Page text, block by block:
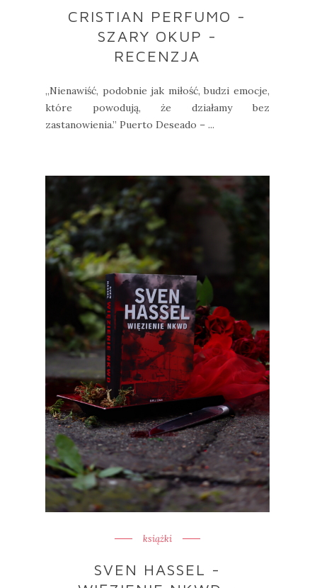
CRISTIAN PERFUMO -
SZARY OKUP -
RECENZJA
„Nienawiść, podobnie jak miłość, budzi emocje,
które powodują, że działamy bez
zastanowienia.” Puerto Deseado – ...
książki
SVEN HASSEL -